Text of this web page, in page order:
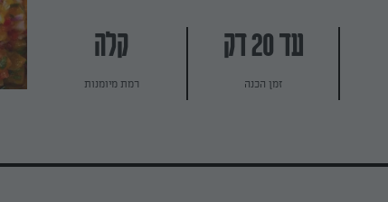
עד 20 דק
זמן הכנה
קלה
רמת מיומנות